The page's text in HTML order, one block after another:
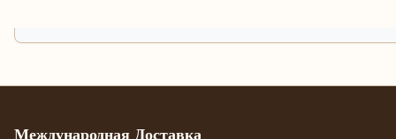
Международная Доставка